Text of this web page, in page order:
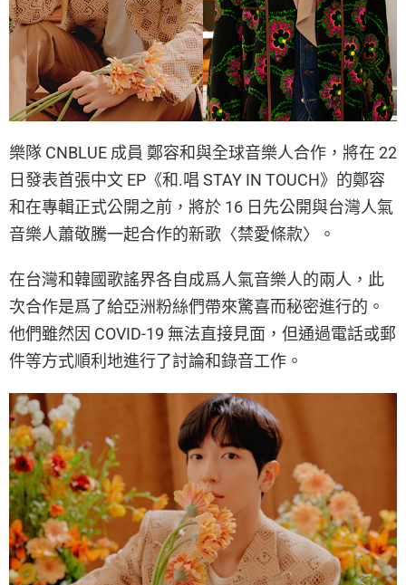
樂隊 CNBLUE 成員 鄭容和與全球音樂人合作，將在 22
日發表首張中文 EP《和.唱 STAY IN TOUCH》的鄭容
和在專輯正式公開之前，將於 16 日先公開與台灣人氣
音樂人蕭敬騰一起合作的新歌〈禁愛條款〉。
在台灣和韓國歌謠界各自成爲人氣音樂人的兩人，此
次合作是爲了給亞洲粉絲們帶來驚喜而秘密進行的。
他們雖然因 COVID-19 無法直接見面，但通過電話或郵
件等方式順利地進行了討論和錄音工作。